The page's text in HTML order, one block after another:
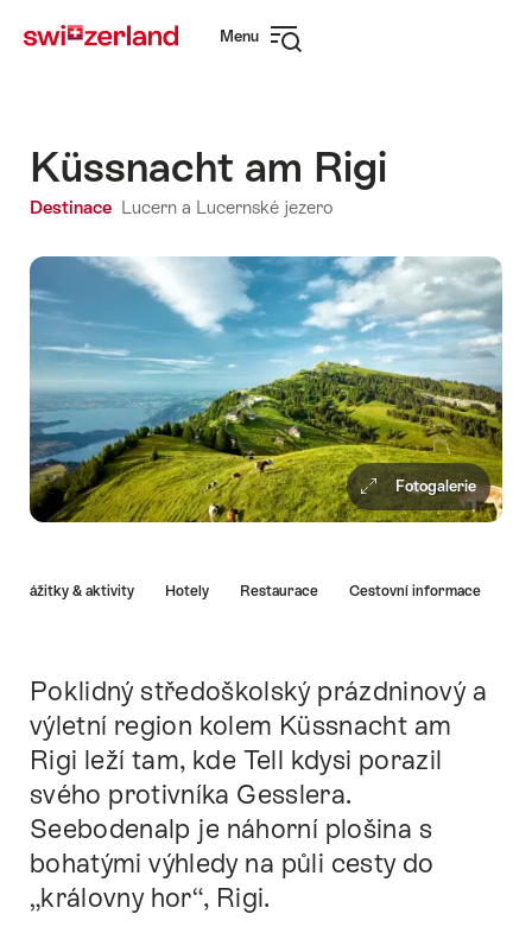
navigation
Menu
Küssnacht am Rigi
Destinace Lucern a Lucernské jezero
Fotogalerie
Zážitky & aktivity Hotely Restaurace Cestovní informace
Intro
Poklidný středoškolský prázdninový a
výletní region kolem Küssnacht am
Rigi leží tam, kde Tell kdysi porazil
svého protivníka Gesslera.
Seebodenalp je náhorní plošina s
bohatými výhledy na půli cesty do
„královny hor“, Rigi.